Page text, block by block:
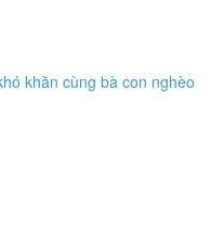
khăn cùng bà con nghèo